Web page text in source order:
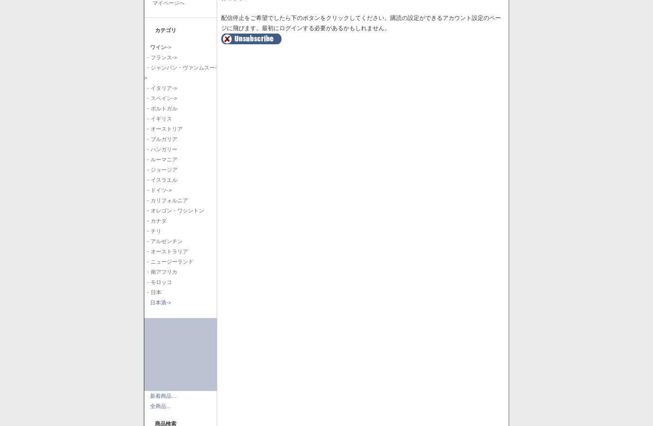
マイページへ
カテゴリ
ワイン->
- フランス->
- シャンパン・ヴァンムスー-
>
- イタリア->
- スペイン->
- ポルトガル
- イギリス
- オーストリア
- ブルガリア
- ハンガリー
- ルーマニア
- ジョージア
- イスラエル
- ドイツ->
- カリフォルニア
- オレゴン・ワシントン
- カナダ
- チリ
- アルゼンチン
- オーストラリア
- ニュージーランド
- 南アフリカ
- モロッコ
- 日本
日本酒->
新着商品...
全商品...
商品検索
配信停止をご希望でしたら下のボタンをクリックしてください。購読の設定ができるアカウント設定のペー
ジに飛びます。最初にログインする必要があるかもしれません。